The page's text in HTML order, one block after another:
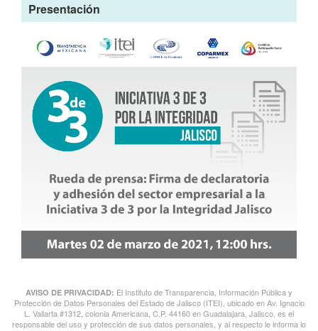
Presentación
AVISO DE PRIVACIDAD: El Instituto de Transparencia, Información Pública y
Protección de Datos Personales del Estado de Jalisco (ITEI), ubicado en Av. Ignacio
L. Vallarta #1312, colonia Americana, C.P. 44160 en Guadalajara, Jalisco, es el
responsable del uso y protección de sus datos personales, y al respecto le informa lo